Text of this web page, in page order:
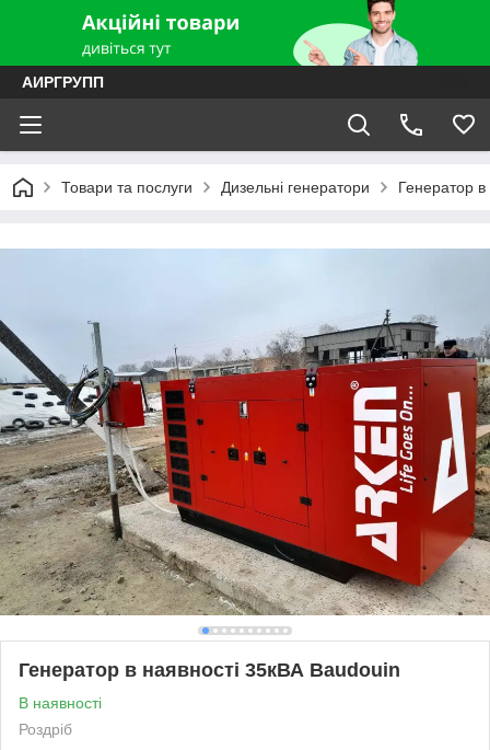
АИРГРУПП
Товари та послуги Дизельні генератори Генератор
Генератор в наявності 35кВА Baudouin
В наявності
Роздріб